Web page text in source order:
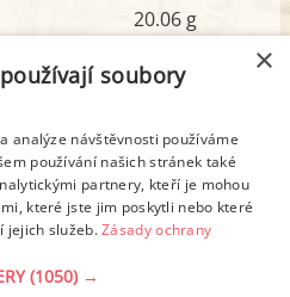
20.06 g
0.80 g
6.83 g
2.60 g
rozpis
×
soubory
analýze návštěvnosti používáme
používání našich stránek také
partnery, kteří je mohou
které jste jim poskytli nebo které
jejich služeb.Zásady ochrany
(1050) →